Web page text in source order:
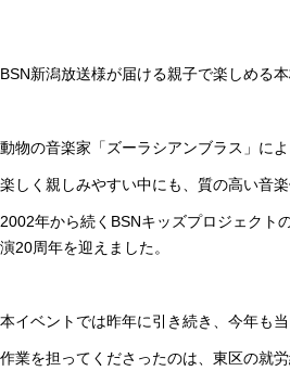
BSN新潟放送様が届ける親子で楽しめる
動物の音楽家「ズーラシアンブラス」に
楽しく親しみやすい中にも、質の高い音
2002年から続くBSNキッズプロジェクト
演20周年を迎えました。
本イベントでは昨年に引き続き、今年も
作業を担ってくださったのは、東区の就労